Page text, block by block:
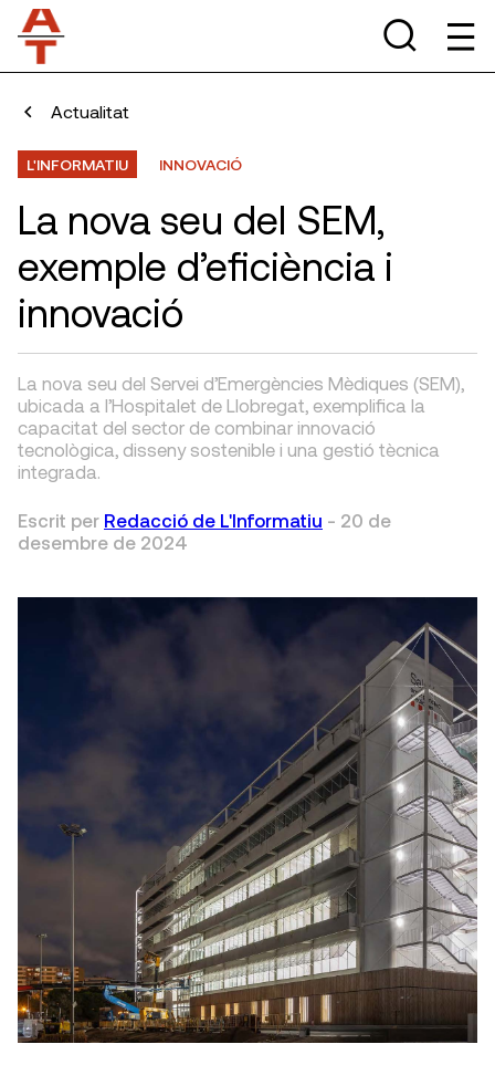
Actualitat
L'INFORMATIU INNOVACIÓ
La nova seu del SEM,
exemple d’eficiència i
innovació
La nova seu del Servei d’Emergències Mèdiques (SEM),
ubicada a l’Hospitalet de Llobregat, exemplifica la
capacitat del sector de combinar innovació
tecnològica, disseny sostenible i una gestió tècnica
integrada.
Escrit per Redacció de L'Informatiu - 20 de
desembre de 2024